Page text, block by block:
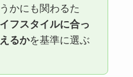
かにも関わるた
フスタイルに合っ
るかを基準に選ぶ